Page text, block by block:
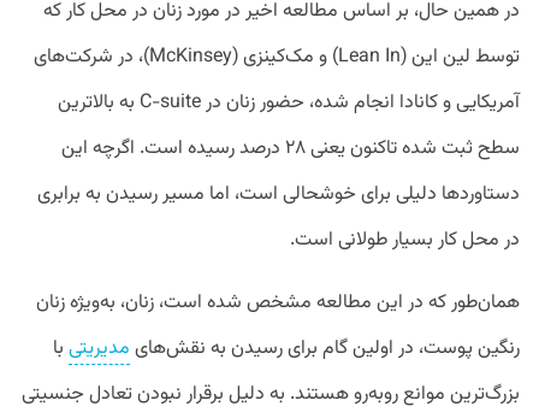
در همین حال، بر اساس مطالعه اخیر در مورد زنان در محل کار که
توسط لین این (Lean In) و مک‌کینزی (McKinsey)، در شرکت‌های
آمریکایی و کانادا انجام شده، حضور زنان در C-suite به بالاترین
سطح ثبت شده تاکنون یعنی ۲۸ درصد رسیده است. اگرچه این
دستاوردها دلیلی برای خوشحالی است، اما مسیر رسیدن به برابری
در محل کار بسیار طولانی است.
همان‌طور که در این مطالعه مشخص شده است، زنان، به‌ویژه زنان
رنگین پوست، در اولین گام برای رسیدن به نقش‌های مدیریتی با
بزرگ‌ترین موانع روبه‌رو هستند. به دلیل برقرار نبودن تعادل جنسیتی